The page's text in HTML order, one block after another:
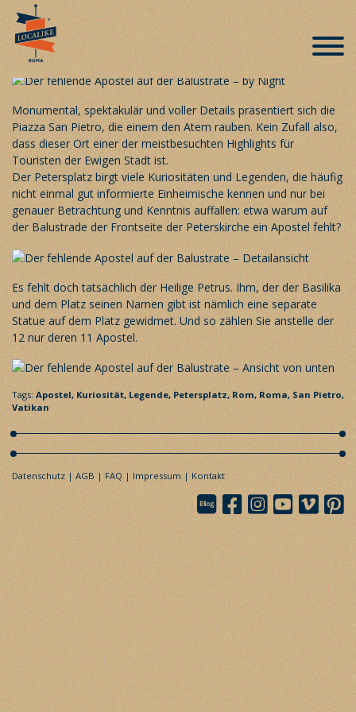
Kuriosität – Der fehlende Apostel auf
dem Petersplatz
Veröffentlicht am 14. September 2019
Monumental, spektakulär und voller Details präsentiert sich die
Piazza San Pietro, die einem den Atem rauben. Kein Zufall also,
dass dieser Ort einer der meistbesuchten Highlights für
Touristen der Ewigen Stadt ist.
Der Petersplatz birgt viele Kuriositäten und Legenden, die häufig
nicht einmal gut informierte Einheimische kennen und nur bei
genauer Betrachtung und Kenntnis auffallen: etwa warum auf
der Balustrade der Frontseite der Peterskirche ein Apostel fehlt?
Es fehlt doch tatsächlich der Heilige Petrus. Ihm, der der Basilika
und dem Platz seinen Namen gibt ist nämlich eine separate
Statue auf dem Platz gewidmet. Und so zählen Sie anstelle der
12 nur deren 11 Apostel.
Tags: Apostel, Kuriosität, Legende, Petersplatz, Rom, Roma, San Pietro,
Vatikan
Datenschutz AGB FAQ Impressum Kontakt